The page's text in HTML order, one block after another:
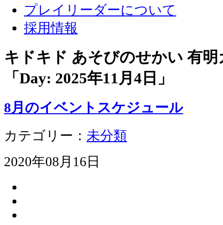
プレイリーダーについて
採用情報
キドキド あそびのせかい 有
「Day: 2025年11月4日 」
8月のイベントスケジュール
カテゴリー： 未分類
2020年08月16日